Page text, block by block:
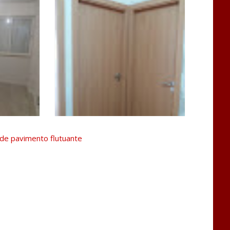
pavimento flutuante